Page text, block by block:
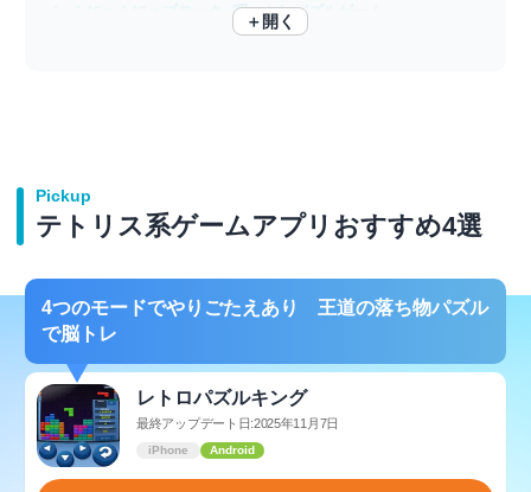
ふにゃふにゃブロック -暇つぶしパズルゲーム-
＋開く
Pickup
テトリス系ゲームアプリおすすめ4選
4つのモードでやりごたえあり 王道の落ち物パズル
で脳トレ
レトロパズルキング
最終アップデート日:2025年11月7日
iPhone Android